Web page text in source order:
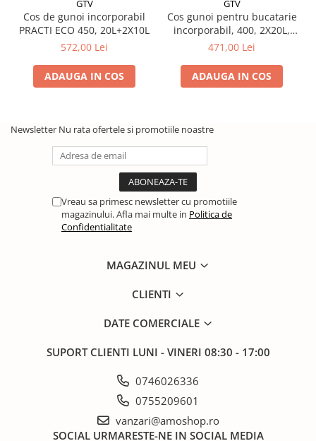
GTV
Cos de gunoi incorporabil
PRACTI ECO 450, 20L+2X10L
572,00 Lei
ADAUGA IN COS
GTV
Cos gunoi pentru bucatarie
incorporabil, 400, 2X20L,
soft-close, extractie totala,
471,00 Lei
ADAUGA IN COS
Newsletter Nu rata ofertele si promotiile noastre
Vreau sa primesc newsletter cu promotiile
magazinului. Afla mai multe in Politica de
Confidentialitate
MAGAZINUL MEU
CLIENTI
DATE COMERCIALE
SUPORT CLIENTI LUNI - VINERI 08:30 - 17:00
0746026336
0755209601
vanzari@amoshop.ro
SOCIAL URMARESTE-NE IN SOCIAL MEDIA